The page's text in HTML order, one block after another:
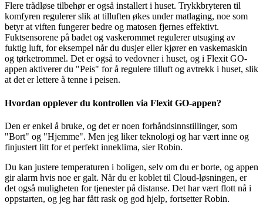
Flere trådløse tilbehør er også installert i huset. Trykkbryteren til
komfyren regulerer slik at tilluften økes under matlaging, noe som
betyr at viften fungerer bedre og matosen fjernes effektivt.
Fuktsensorene på badet og vaskerommet regulerer utsuging av
fuktig luft, for eksempel når du dusjer eller kjører en vaskemaskin
og tørketrommel. Det er også to vedovner i huset, og i Flexit GO-
appen aktiverer du "Peis" for å regulere tilluft og avtrekk i huset, slik
at det er lettere å tenne i peisen.
Hvordan opplever du kontrollen via Flexit GO-appen?
Den er enkel å bruke, og det er noen forhåndsinnstillinger, som
"Bort" og "Hjemme". Men jeg liker teknologi og har vært inne og
finjustert litt for et perfekt inneklima, sier Robin.
Du kan justere temperaturen i boligen, selv om du er borte, og appen
gir alarm hvis noe er galt. Når du er koblet til Cloud-løsningen, er
det også muligheten for tjenester på distanse. Det har vært flott nå i
oppstarten, og jeg har fått rask og god hjelp, fortsetter Robin.